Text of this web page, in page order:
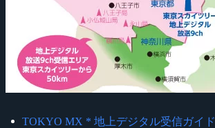
TOKYO MX * 地上デジタル受信ガイド